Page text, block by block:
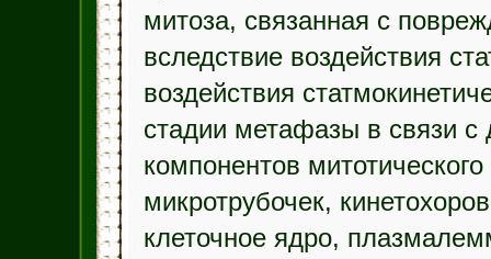
митоза, связанная с
вследствие воздействия
воздействия
стадии метафазы в связи с
компонентов
микротрубочек,
клеточное ядро,